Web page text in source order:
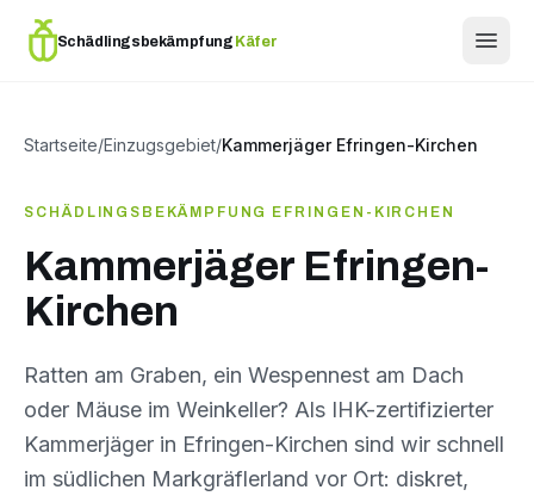
Schädlingsbekämpfung Käfer
Startseite/Einzugsgebiet/Kammerjäger Efringen-Kirchen
SCHÄDLINGSBEKÄMPFUNG EFRINGEN-KIRCHEN
Kammerjäger Efringen-
Kirchen
Ratten am Graben, ein Wespennest am Dach
oder Mäuse im Weinkeller? Als IHK-zertifizierter
Kammerjäger in Efringen-Kirchen sind wir schnell
im südlichen Markgräflerland vor Ort: diskret,